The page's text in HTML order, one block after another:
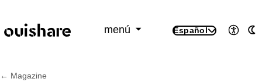
menú
Español
← Magazine